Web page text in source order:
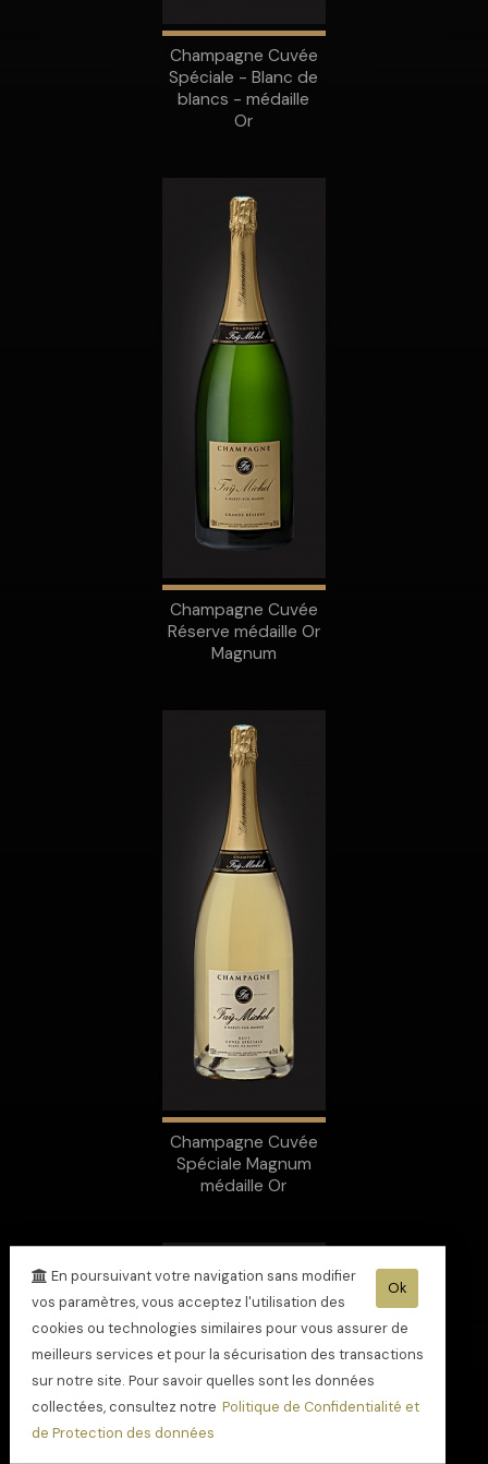
Champagne Cuvée
Spéciale - Blanc de
blancs - médaille
Or
Champagne Cuvée
Réserve médaille Or
Magnum
Champagne Cuvée
Spéciale Magnum
médaille Or
Ok
En poursuivant votre navigation sans modifier
vos paramètres, vous acceptez l'utilisation des
cookies ou technologies similaires pour vous assurer de
meilleurs services et pour la sécurisation des transactions
sur notre site. Pour savoir quelles sont les données
collectées, consultez notre Politique de Confidentialité et
de Protection des données